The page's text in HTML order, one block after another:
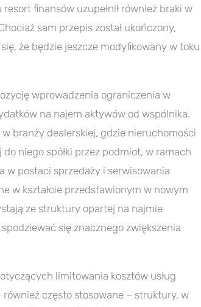
finansów uzupełnił również braki w
sam przepis został ukończony,
że będzie jeszcze modyfikowany w toku
wprowadzenia ograniczenia w
na najem aktywów od wspólnika.
branży dealerskiej, gdzie nieruchomości
niego spółki przez podmiot, w ramach
w postaci sprzedaży i serwisowania
w kształcie przedstawionym w nowym
ze struktury opartej na najmie
się znacznego zwiększenia
limitowania kosztów usług
często stosowane – struktury, w